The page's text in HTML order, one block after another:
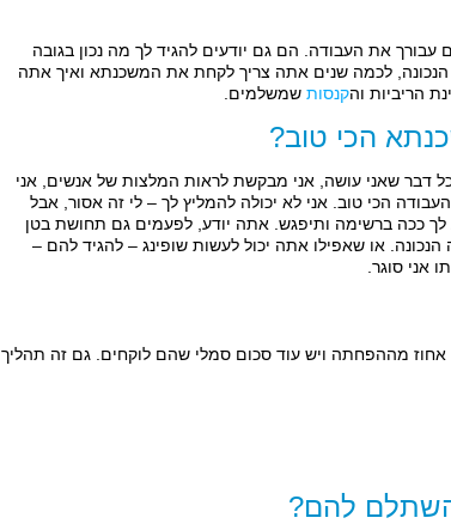
את העבודה. הם גם יודעים להגיד לך מה נכון בגובה
לכמה שנים אתה צריך לקחת את המשכנתא ואיך אתה
הריביות והקנסות שמשלמים.
הכי טוב?
דבר שאני עושה, אני מבקשת לראות המלצות של אנשים, אני
הכי טוב. אני לא יכולה להמליץ לך – לי זה אסור, אבל
לך ככה ברשימה ותיפגש. אתה יודע, לפעמים גם תחושת בטן
או שאפילו אתה יכול לעשות שופינג – להגיד להם –
אני סוגר.
מההפחתה ויש עוד סכום סמלי שהם לוקחים. גם זה תהליך
להם?